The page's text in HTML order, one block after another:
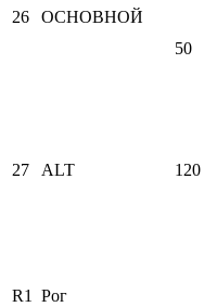
26 ОСНОВНОЙ
50
27 ALT 120
R1
Рог